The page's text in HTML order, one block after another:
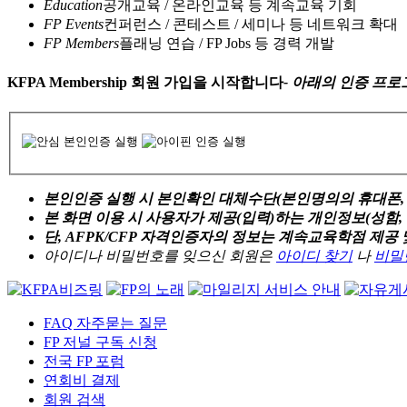
Education공개교육 / 온라인교육 등 계속교육 기회
FP Events컨퍼런스 / 콘테스트 / 세미나 등 네트워크 확대
FP Members플래닝 연습 / FP Jobs 등 경력 개발
KFPA Membership 회원 가입을 시작합니다- 아래의 인증 프로
본인인증 실행 시 본인확인 대체수단(본인명의의 휴대
본 화면 이용 시 사용자가 제공(입력)하는 개인정보(성
단, AFPK/CFP 자격인증자의 정보는 계속교육학점 제
아이디나 비밀번호를 잊으신 회원은 아이디 찾기나 비
FAQ 자주묻는 질문
FP 저널 구독 신청
전국 FP 포럼
연회비 결제
회원 검색